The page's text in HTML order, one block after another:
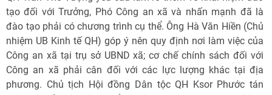
tạo đối với Trưởng, Phó Công an xã và nhấn mạnh đã là
đào tạo phải có chương trình cụ thể. Ông Hà Văn Hiền (Chủ
nhiệm UB Kinh tế QH) góp ý nên quy định nơi làm việc của
Công an xã tại trụ sở UBND xã; cơ chế chính sách đối với
Công an xã phải cân đối với các lực lượng khác tại địa
phương. Chủ tịch Hội đồng Dân tộc QH Ksor Phước tán